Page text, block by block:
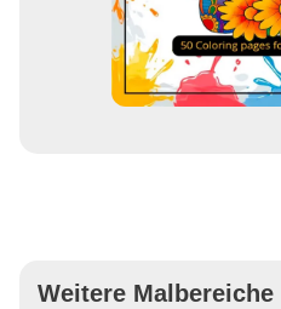
Weitere Malbereiche